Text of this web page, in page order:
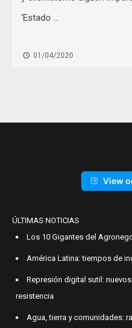
‘Estado …
01/04/2020
View
ÚLTIMAS NOTICIAS
Los 10 Gigantes del
América Latina: tiempos de
Represión digital sutil:
resistencia
Agua, tierra y comunidades: